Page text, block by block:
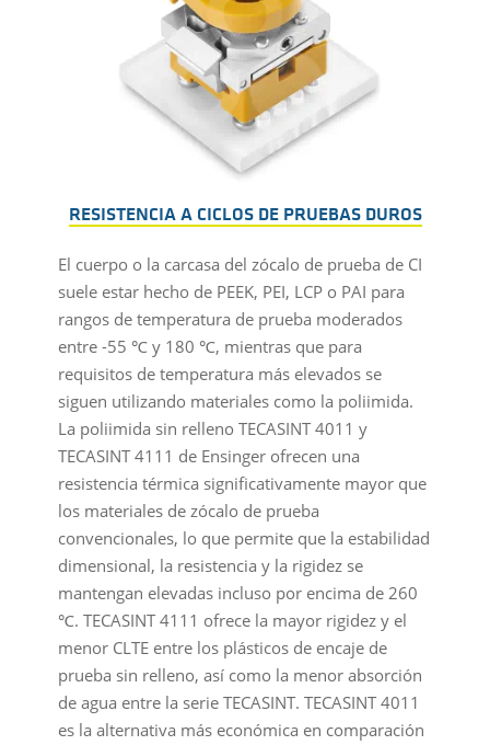
RESISTENCIA A CICLOS DE PRUEBAS DUROS
El cuerpo o la carcasa del zócalo de prueba de CI
suele estar hecho de PEEK, PEI, LCP o PAI para
rangos de temperatura de prueba moderados
entre -55 ℃ y 180 ℃, mientras que para
requisitos de temperatura más elevados se
siguen utilizando materiales como la poliimida.
La poliimida sin relleno TECASINT 4011 y
TECASINT 4111 de Ensinger ofrecen una
resistencia térmica significativamente mayor que
los materiales de zócalo de prueba
convencionales, lo que permite que la estabilidad
dimensional, la resistencia y la rigidez se
mantengan elevadas incluso por encima de 260
℃. TECASINT 4111 ofrece la mayor rigidez y el
menor CLTE entre los plásticos de encaje de
prueba sin relleno, así como la menor absorción
de agua entre la serie TECASINT. TECASINT 4011
es la alternativa más económica en comparación